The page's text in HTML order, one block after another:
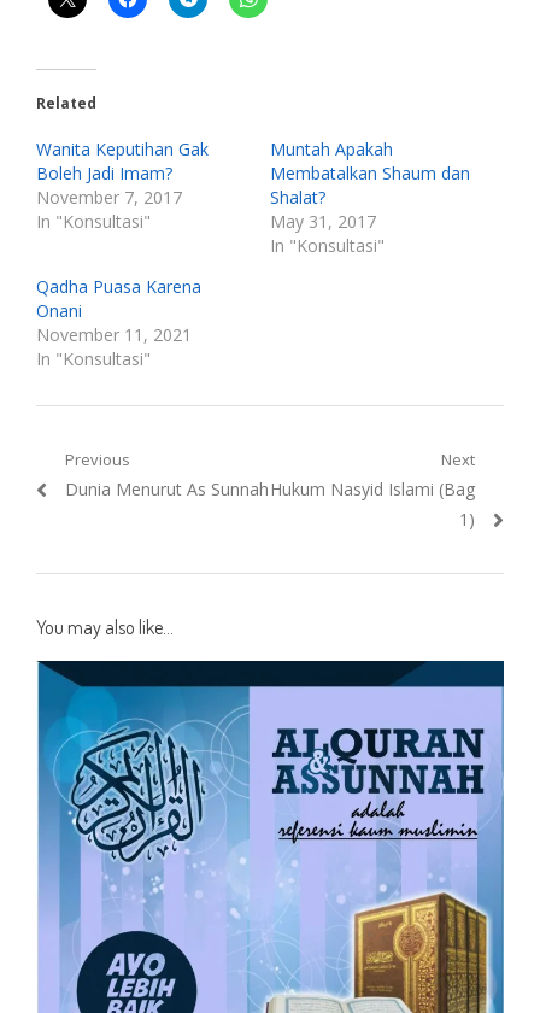
Related
Wanita Keputihan Gak
Boleh Jadi Imam?
November 7, 2017
In "Konsultasi"
Muntah Apakah
Membatalkan Shaum dan
Shalat?
May 31, 2017
In "Konsultasi"
Qadha Puasa Karena
Onani
November 11, 2021
In "Konsultasi"
Post
navigation
Previous
Previous
Dunia Menurut As Sunnah
Next
Next
Hukum Nasyid Islami (Bag
1)
You may also like...